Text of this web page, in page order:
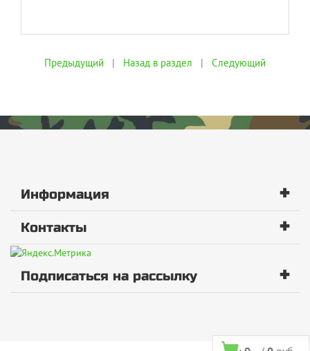
Предыдущий | Назад в раздел | Следующий
Информация +
Контакты +
Подписаться на рассылку +